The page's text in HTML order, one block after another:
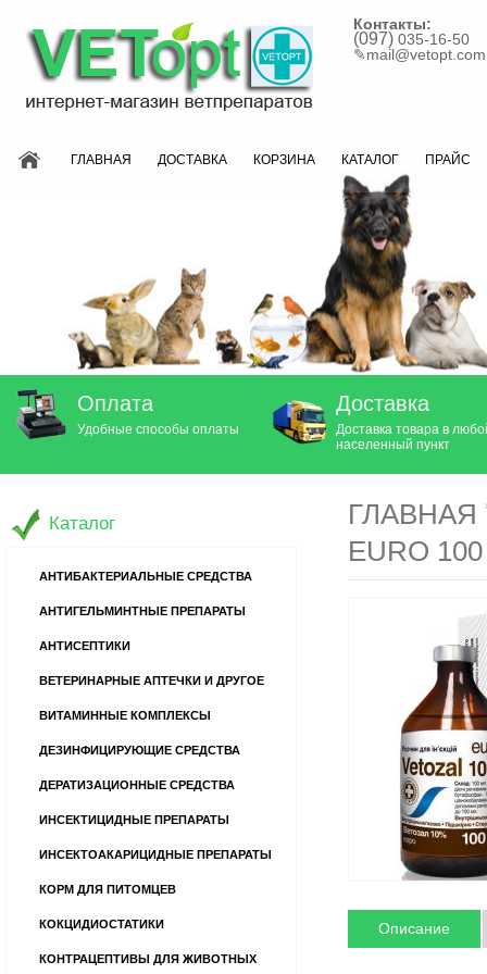
Контакты:
(097) 035-16-50
✎mail@vetopt.com
ГЛАВНАЯ ДОСТАВКА КОРЗИНА КАТАЛОГ ПРАЙС
Оплата
Удобные способы оплаты
Доставка
Доставка товара в
населенный пункт
ГЛАВНАЯ
EURO
Описание
Каталог
АНТИБАКТЕРИАЛЬНЫЕ СРЕДСТВА
АНТИГЕЛЬМИНТНЫЕ ПРЕПАРАТЫ
АНТИСЕПТИКИ
ВЕТЕРИНАРНЫЕ АПТЕЧКИ И ДРУГОЕ
ВИТАМИННЫЕ КОМПЛЕКСЫ
ДЕЗИНФИЦИРУЮЩИЕ СРЕДСТВА
ДЕРАТИЗАЦИОННЫЕ СРЕДСТВА
ИНСЕКТИЦИДНЫЕ ПРЕПАРАТЫ
ИНСЕКТОАКАРИЦИДНЫЕ ПРЕПАРАТЫ
КОРМ ДЛЯ ПИТОМЦЕВ
КОКЦИДИОСТАТИКИ
КОНТРАЦЕПТИВЫ ДЛЯ ЖИВОТНЫХ